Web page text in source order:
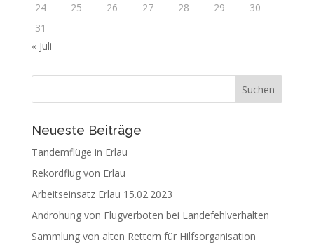
24
25 26 27 28 29
30
31
« Juli
Neueste Beiträge
Tandemflüge in Erlau
Rekordflug von Erlau
Arbeitseinsatz Erlau 15.02.2023
Androhung von Flugverboten bei Landefehlverhalten
Sammlung von alten Rettern für Hilfsorganisation